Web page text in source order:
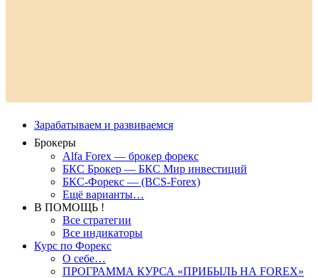
Зарабатываем и развиваемся
Брокеры
Alfa Forex — брокер форекс
БКС Брокер — БКС Мир инвестиций
БКС-Форекс — (BCS-Forex)
Ещё варианты…
В ПОМОЩЬ !
Все стратегии
Все индикаторы
Курс по Форекс
О себе…
ПРОГРАММА КУРСА «ПРИБЫЛЬ НА FOREX»